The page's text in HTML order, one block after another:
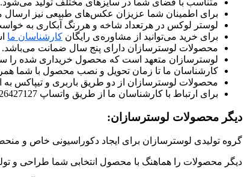
متناسب با فضای شما در سایزهای مختلف تولید می‌شود.
برای اطمینان شما عزیزان عکس‌های طبیعی نیز ارسال
لوستر لوکس در هرتعداد شاخه و هررنگ آبکاری به
برای خرید می‌توانید از مشاوره‌ی رایگان کارشناسان ما
محصولات لوسترسازان دارای پنج سال ضمانت می‌باشد.
لوسترسازان متعهد است که محصول خریداری شده را
کارشناسان ما تا زمان تحویل و نصب محصول با شما
محصولات لوسترسازان از دو طریق باربری و تیپاکس
برای ارتباط با کارشناسان ما از طریق واتساپ 09226427127 در ارتباط باشید.
دیگر محصولات لوسترسازان:
گروه تولیدی لوسترسازان برای ایجاد دکوراسیونی خاص و
دیگر محصولات را هماهنگ با محصول انتخابی شما طراحی و